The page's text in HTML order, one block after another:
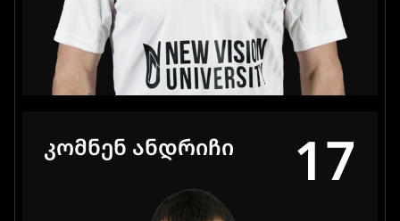
ᲙᲝᲛᲜᲔᲜ ᲐᲜᲓᲠᲘᲩᲘ 17